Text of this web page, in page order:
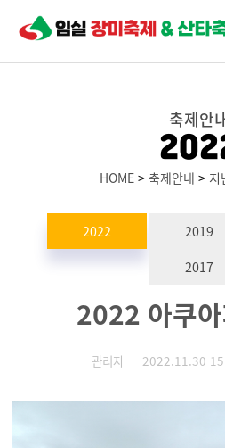
축제안
HOME >축제안내 > 지
2022 2019
2017
2022 아쿠
관리자 2022.11.30